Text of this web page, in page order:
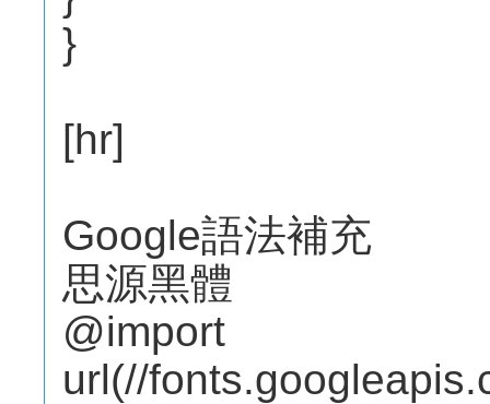
}
[hr]
Google語法補充
思源黑體
@import
url(//